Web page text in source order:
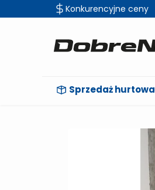
Konkurencyjne ceny
Sprzedaż hurtowa